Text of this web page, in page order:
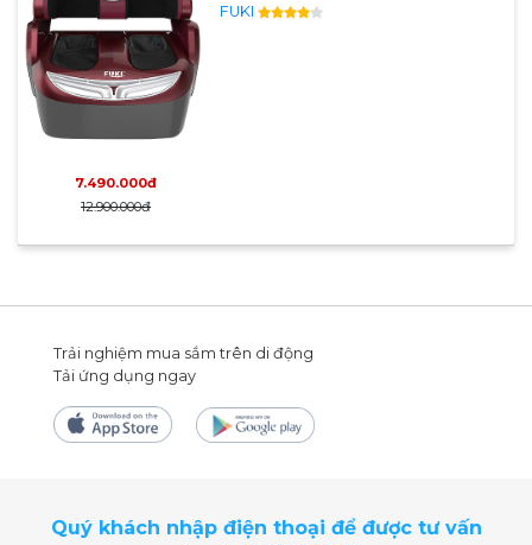
7.490.000đ
12.900.000đ
FUKI
Trải nghiệm mua sắm trên di động
Tải ứng dụng ngay
Quý khách nhập điện thoại để được tư vấn